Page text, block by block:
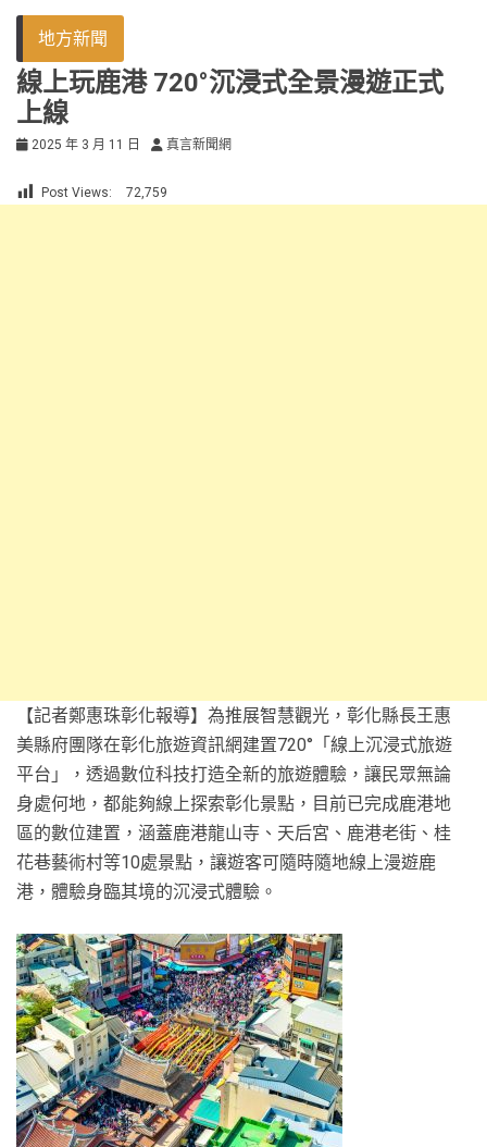
地方新聞
線上玩鹿港 720°沉浸式全景漫遊正式
上線
2025 年 3 月 11 日 真言新聞網
Post Views: 72,759
【記者鄭惠珠彰化報導】為推展智慧觀光，彰化縣長王惠
美縣府團隊在彰化旅遊資訊網建置720°「線上沉浸式旅遊
平台」，透過數位科技打造全新的旅遊體驗，讓民眾無論
身處何地，都能夠線上探索彰化景點，目前已完成鹿港地
區的數位建置，涵蓋鹿港龍山寺、天后宮、鹿港老街、桂
花巷藝術村等10處景點，讓遊客可隨時隨地線上漫遊鹿
港，體驗身臨其境的沉浸式體驗。